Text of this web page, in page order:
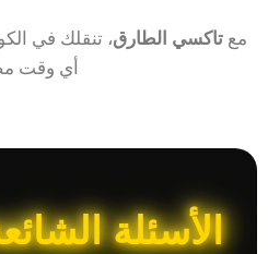
مع تاكسي الطارق، تنقلك في
أي وقت
الأسئلة